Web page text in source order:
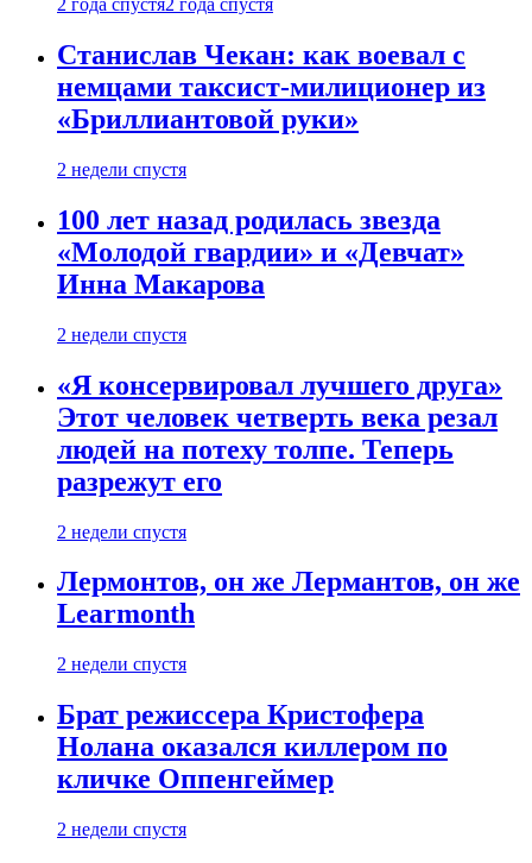
2 года спустя2 года спустя
Станислав Чекан: как воевал с
немцами таксист-милиционер из
«Бриллиантовой руки»
2 недели спустя
100 лет назад родилась звезда
«Молодой гвардии» и «Девчат»
Инна Макарова
2 недели спустя
«Я консервировал лучшего друга»
Этот человек четверть века резал
людей на потеху толпе. Теперь
разрежут его
2 недели спустя
Лермонтов, он же Лермантов, он же
Learmonth
2 недели спустя
Брат режиссера Кристофера
Нолана оказался киллером по
кличке Оппенгеймер
2 недели спустя